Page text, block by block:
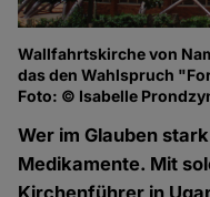
Wallfahrtskirche von
das den Wahlspruch
Foto: © Isabelle
Wer im Glauben
Medikamente. Mit